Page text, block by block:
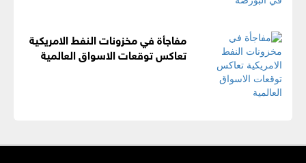
مفاجأة في مخزونات النفط الامريكية
تعاكس توقعات الاسواق العالمية